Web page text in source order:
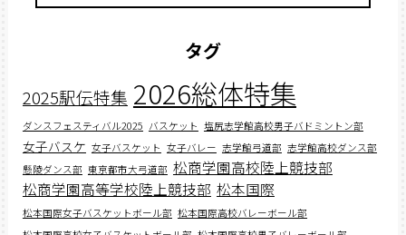
タグ
2025駅伝特集 2026総体特集
ダンスフェスティバル2025 バスケット 塩尻志学館高校男子バドミントン部
女子バスケ 女子バスケット 女子バレー 志学館弓道部 志学館高校ダンス部
懸陵ダンス部 東京都市大弓道部 松商学園高校陸上競技部
松商学園高等学校陸上競技部 松本国際
松本国際女子バスケットボール部 松本国際高校バレーボール部